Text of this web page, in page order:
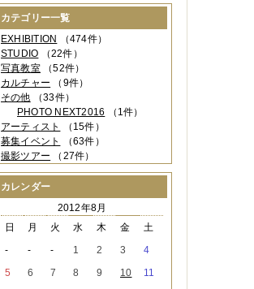
2022年09月（2件）
2022年08月
（3件）
2022年07月（3件）
2022年05月（4件）
2022年04月（2件）
2022年03月
（5件）
2022年02月（3件）
2022年01月（3件）
2021年12月（2件）
2021年11月（3件）
2021年10月
（1件）
2021年08月
2021年07月（1件）
（3件）
2021年05月（2件）
（3件）
2021年02月 （1件）
カテゴリー一覧
EXHIBITION （474件）
STUDIO （22件）
写真教室（52件）
カルチャー （9件）
その他 （33件）
PHOTO NEXT2016 （1件）
アーティスト
（15件）
募集イベント
（63件）
撮影ツアー （27件）
カレンダー
2012年8月
日
月 火 水 木 金
土
-
- - 1 2 3
4
5
6 7 8 9 10
11